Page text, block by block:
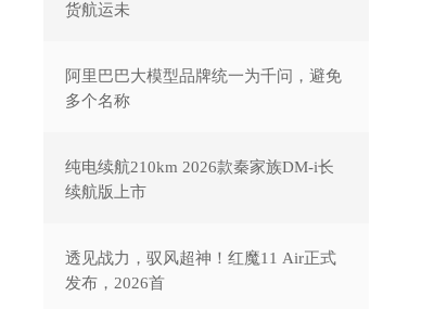
货航运未
阿里巴巴大模型品牌统一为千问，避免
多个名称
纯电续航210km 2026款秦家族DM-i长
续航版上市
透见战力，驭风超神！红魔11 Air正式
发布，2026首